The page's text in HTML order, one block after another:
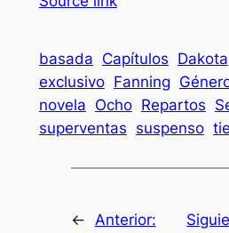
basada Capítulos Dakota
exclusivo Fanning
novela Ocho Repartos
superventas suspenso
← Anterior: